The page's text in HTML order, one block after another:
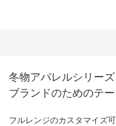
冬物アパレルシリー
ブランドのためのテ
フルレンジのカスタマイズ